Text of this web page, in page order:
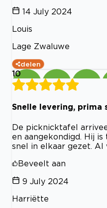
14 July 2024
Louis
Lage Zwaluwe
delen
10
Snelle levering, prima
De picknicktafel
en aangekondigd. Hij
snel in elkaar gezet. Al
Beveelt aan
9 July 2024
Harriëtte